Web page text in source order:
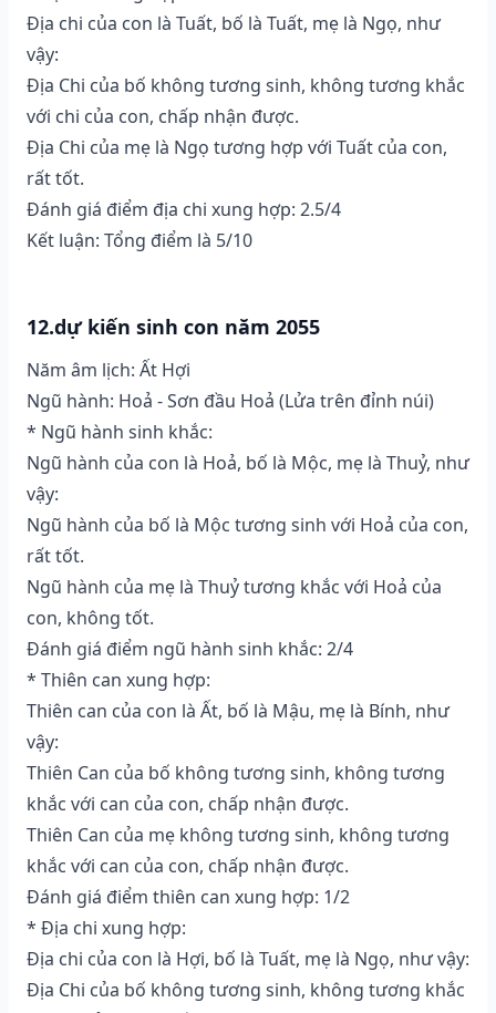
Địa chi của con là Tuất, bố là Tuất, mẹ là Ngọ, như
vậy:
Địa Chi của bố không tương sinh, không tương khắc
với chi của con, chấp nhận được.
Địa Chi của mẹ là Ngọ tương hợp với Tuất của con,
rất tốt.
Đánh giá điểm địa chi xung hợp: 2.5/4
Kết luận: Tổng điểm là 5/10
12.dự kiến sinh con năm 2055
Năm âm lịch: Ất Hợi
Ngũ hành: Hoả - Sơn đầu Hoả (Lửa trên đỉnh núi)
* Ngũ hành sinh khắc:
Ngũ hành của con là Hoả, bố là Mộc, mẹ là Thuỷ, như
vậy:
Ngũ hành của bố là Mộc tương sinh với Hoả của con,
rất tốt.
Ngũ hành của mẹ là Thuỷ tương khắc với Hoả của
con, không tốt.
Đánh giá điểm ngũ hành sinh khắc: 2/4
* Thiên can xung hợp:
Thiên can của con là Ất, bố là Mậu, mẹ là Bính, như
vậy:
Thiên Can của bố không tương sinh, không tương
khắc với can của con, chấp nhận được.
Thiên Can của mẹ không tương sinh, không tương
khắc với can của con, chấp nhận được.
Đánh giá điểm thiên can xung hợp: 1/2
* Địa chi xung hợp:
Địa chi của con là Hợi, bố là Tuất, mẹ là Ngọ, như vậy:
Địa Chi của bố không tương sinh, không tương khắc